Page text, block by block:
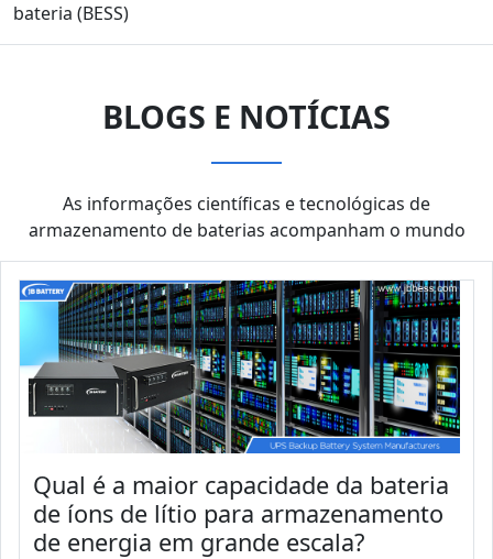
bateria (BESS)
BLOGS E NOTÍCIAS
As informações científicas e tecnológicas de
armazenamento de baterias acompanham o mundo
Qual é a maior capacidade da bateria
de íons de lítio para armazenamento
de energia em grande escala?